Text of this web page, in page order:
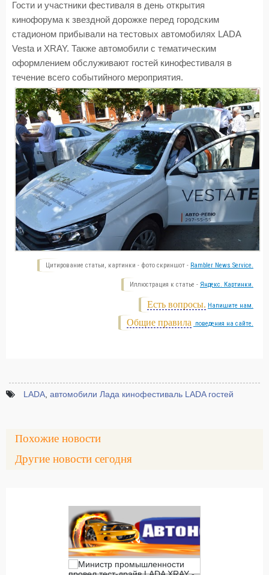
Гости и участники фестиваля в день открытия
кинофорума к звездной дорожке перед городским
стадионом прибывали на тестовых автомобилях LADA
Vesta и XRAY. Также автомобили с тематическим
оформлением обслуживают гостей кинофестиваля в
течение всего событийного мероприятия.
Цитирование статьи, картинки - фото скриншот - Rambler News Service.
Иллюстрация к статье - Яндекс. Картинки.
Есть вопросы. Напишите нам.
Общие правила поведения на сайте.
LADA, автомобили Лада кинофестиваль LADA гостей
Похожие новости
Другие новости сегодня